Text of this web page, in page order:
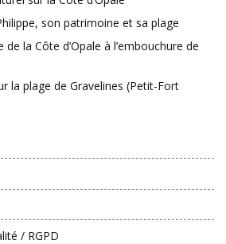
son patrimoine et sa plage
la Côte d’Opale à l’embouchure de
la plage de Gravelines (Petit-Fort
/ RGPD